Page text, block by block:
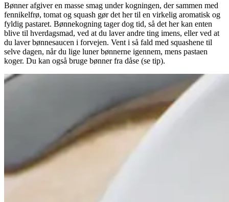
Bønner afgiver en masse smag under kogningen, der sammen med
fennikelfrø, tomat og squash gør det her til en virkelig aromatisk og
fyldig pastaret. Bønnekogning tager dog tid, så det her kan enten
blive til hverdagsmad, ved at du laver andre ting imens, eller ved at
du laver bønnesaucen i forvejen. Vent i så fald med squashene til
selve dagen, når du lige luner bønnerne igennem, mens pastaen
koger. Du kan også bruge bønner fra dåse (se tip).